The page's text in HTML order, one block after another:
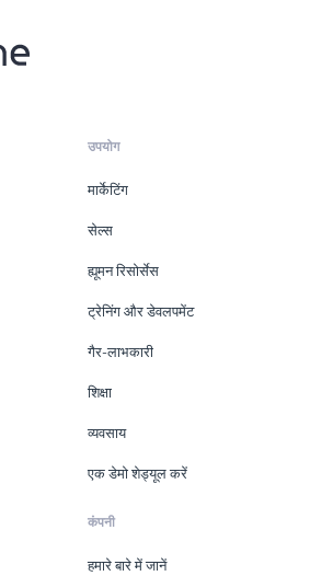
उपयोग
मार्केटिंग
सेल्स
ह्यूमन रिसोर्सेस
ट्रेनिंग और डेवलपमेंट
गैर-लाभकारी
शिक्षा
व्यवसाय
एक डेमो शेड्यूल करें
कंपनी
हमारे बारे में जानें